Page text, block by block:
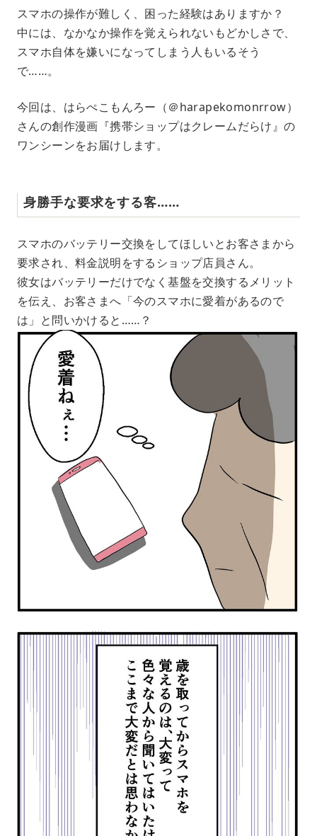
u
t
e
スマホの操作が難しく、困った経験はありますか？
中には、なかなか操作を覚えられないもどかしさで、
スマホ自体を嫌いになってしまう人もいるそう
で……。
今回は、はらぺこもんろー（＠harapekomonrrow）
さんの創作漫画『携帯ショップはクレームだらけ』の
ワンシーンをお届けします。
身勝手な要求をする客……
スマホのバッテリー交換をしてほしいとお客さまから
要求され、料金説明をするショップ店員さん。
彼女はバッテリーだけでなく基盤を交換するメリット
を伝え、お客さまへ「今のスマホに愛着があるので
は」と問いかけると……？